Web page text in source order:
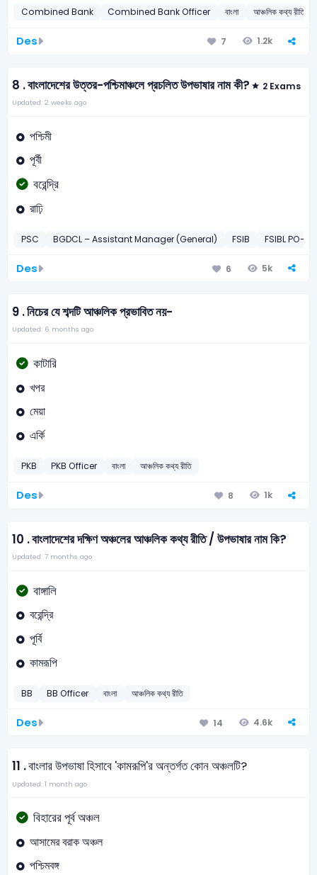
Combined Bank Combined Bank Officer বাংলা আঞ্চলিক কথ্য রীতি
Des 7 1.2k
8 .বাংলাদেশের উত্তর-পশ্চিমাঞ্চলে প্রচলিত উপভাষার নাম কী? 2 Exams
Updated: 2 weeks ago
পশ্চিমী
পূর্বী
বরেন্দ্রি
রাঢ়ি
PSC BGDCL – Assistant Manager (General) FSIB FSIBL PO-
Des 6 5k
9 .নিচের যে শব্দটি আঞ্চলিক প্রভাবিত নয়-
Updated: 6 months ago
কাটারি
খপর
মেয়া
এর্কি
PKB PKB Officer বাংলা আঞ্চলিক কথ্য রীতি
Des 8 1k
10 .বাংলাদেশের দক্ষিণ অঞ্চলের আঞ্চলিক কথ্য রীতি / উপভাষার নাম কি?
Updated: 7 months ago
বাঙ্গালি
বরেন্দ্রি
পূর্বি
কামরূপি
BB BB Officer বাংলা আঞ্চলিক কথ্য রীতি
Des 14 4.6k
11 .বাংলার উপভাষা হিসাবে 'কামরূপি'র অন্তর্গত কোন অঞ্চলটি?
Updated: 1 month ago
বিহারের পূর্ব অঞ্চল
আসামের বরাক অঞ্চল
পশ্চিমবঙ্গ